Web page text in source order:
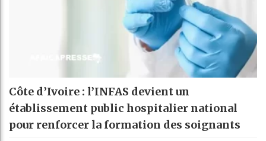
Côte d’Ivoire : l’INFAS devient un
établissement public hospitalier national
pour renforcer la formation des soignants